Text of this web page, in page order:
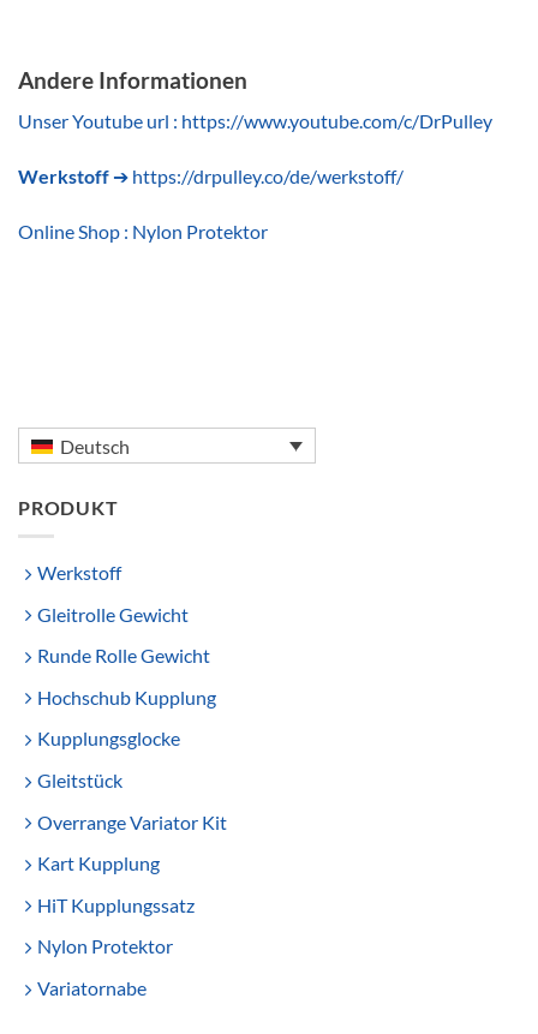
Andere Informationen
Unser Youtube url : https://www.youtube.com/c/DrPulley
Werkstoff ➔ https://drpulley.co/de/werkstoff/
Online Shop : Nylon Protektor
Deutsch
PRODUKT
Werkstoff
Gleitrolle Gewicht
Runde Rolle Gewicht
Hochschub Kupplung
Kupplungsglocke
Gleitstück
Overrange Variator Kit
Kart Kupplung
HiT Kupplungssatz
Nylon Protektor
Variatornabe